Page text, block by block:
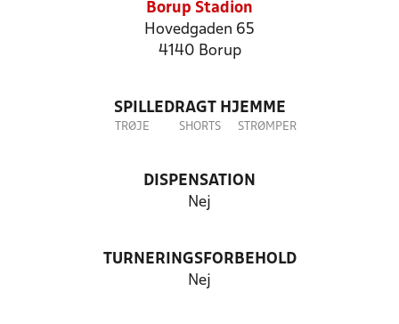
Borup Stadion
Hovedgaden 65
4140 Borup
SPILLEDRAGT HJEMME
TRØJE SHORTS STRØMPER
DISPENSATION
Nej
TURNERINGSFORBEHOLD
Nej